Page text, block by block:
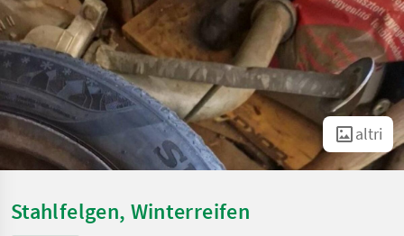
altri
Stahlfelgen, Winterreifen